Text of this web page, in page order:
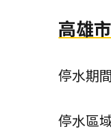
高雄市
停水期
停水區